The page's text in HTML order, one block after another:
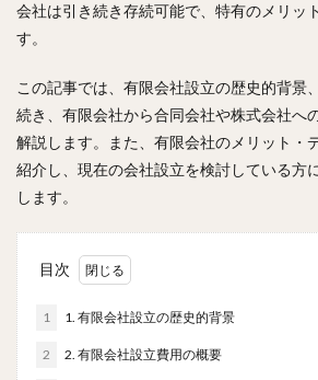
会社は引き続き存続可能で、特有のメリッ
す。
この記事では、有限会社設立の歴史的背景
続き、有限会社から合同会社や株式会社へ
解説します。また、有限会社のメリット・
紹介し、現在の会社設立を検討している方
します。
目次
1 1. 有限会社設立の歴史的背景
2 2. 有限会社設立費用の概要